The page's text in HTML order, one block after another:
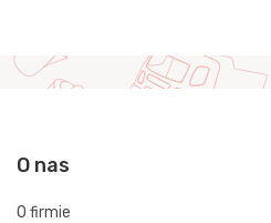
O nas
O firmie